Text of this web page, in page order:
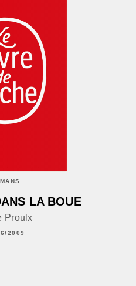
LA BOUE
Proulx
2009